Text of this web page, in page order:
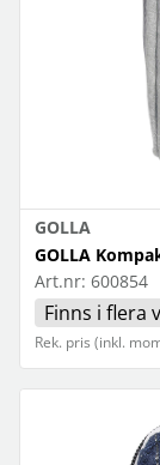
GOLLA
GOLLA
Art.nr: 600854
Finns i flera
Rek. pris (inkl.